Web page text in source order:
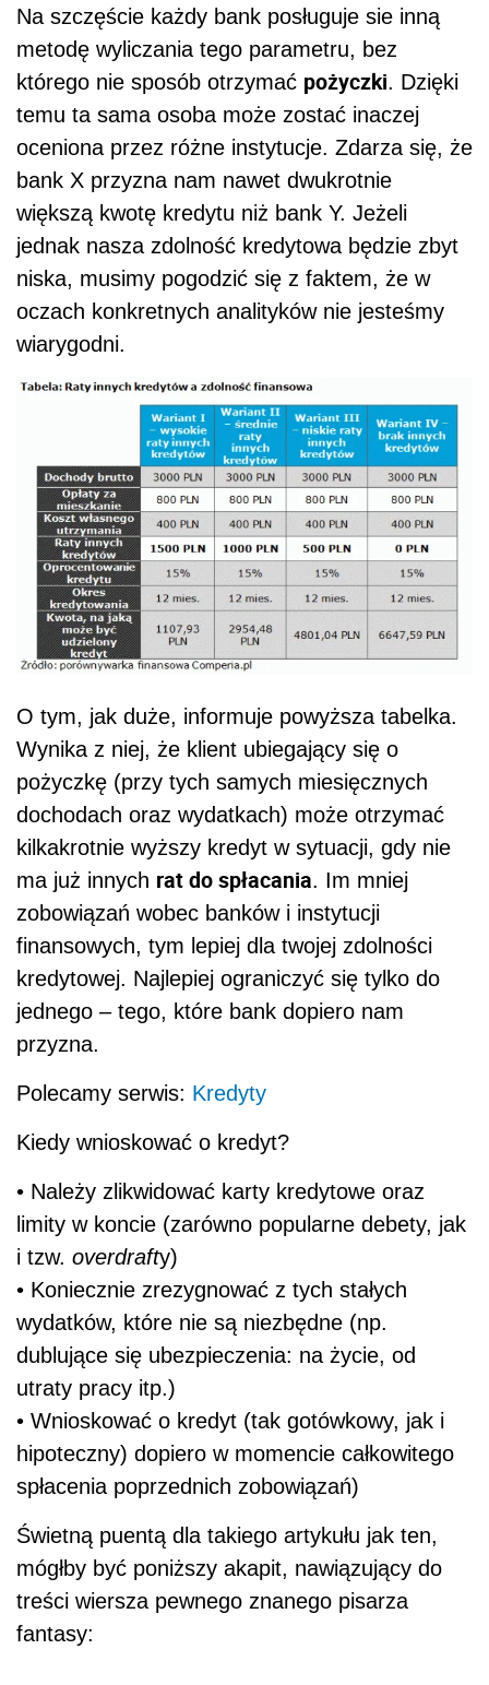
Na szczęście każdy bank posługuje sie inną
metodę wyliczania tego parametru, bez
którego nie sposób otrzymać pożyczki. Dzięki
temu ta sama osoba może zostać inaczej
oceniona przez różne instytucje. Zdarza się, że
bank X przyzna nam nawet dwukrotnie
większą kwotę kredytu niż bank Y. Jeżeli
jednak nasza zdolność kredytowa będzie zbyt
niska, musimy pogodzić się z faktem, że w
oczach konkretnych analityków nie jesteśmy
wiarygodni.
O tym, jak duże, informuje powyższa tabelka.
Wynika z niej, że klient ubiegający się o
pożyczkę (przy tych samych miesięcznych
dochodach oraz wydatkach) może otrzymać
kilkakrotnie wyższy kredyt w sytuacji, gdy nie
ma już innych rat do spłacania. Im mniej
zobowiązań wobec banków i instytucji
finansowych, tym lepiej dla twojej zdolności
kredytowej. Najlepiej ograniczyć się tylko do
jednego – tego, które bank dopiero nam
przyzna.
Polecamy serwis: Kredyty
Kiedy wnioskować o kredyt?
• Należy zlikwidować karty kredytowe oraz
limity w koncie (zarówno popularne debety, jak
i tzw. overdrafty)
• Koniecznie zrezygnować z tych stałych
wydatków, które nie są niezbędne (np.
dublujące się ubezpieczenia: na życie, od
utraty pracy itp.)
• Wnioskować o kredyt (tak gotówkowy, jak i
hipoteczny) dopiero w momencie całkowitego
spłacenia poprzednich zobowiązań)
Świetną puentą dla takiego artykułu jak ten,
mógłby być poniższy akapit, nawiązujący do
treści wiersza pewnego znanego pisarza
fantasy: